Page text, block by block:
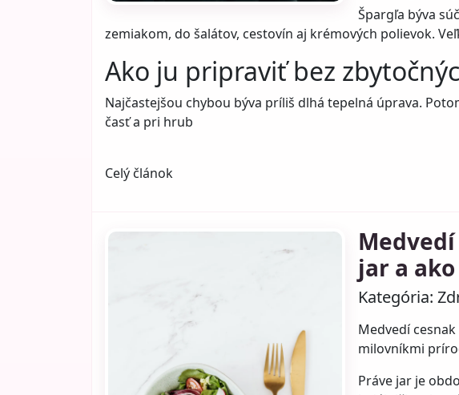
Špargľa býva
zemiakom, do šalátov, cestovín aj krémových polievok.
Ako ju pripraviť bez
Najčastejšou chybou býva príliš dlhá tepelná úprava.
časť a pri hrub
Celý článok
jar a
Kategória:
Medvedí
milovníkmi
Práve jar je